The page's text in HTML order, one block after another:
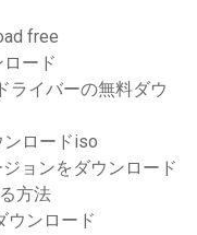
free
ード
ライバーの無料ダウ
ロードiso
ョンをダウンロード
方法
ウンロード